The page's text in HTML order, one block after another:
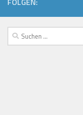
Suchen
nach: